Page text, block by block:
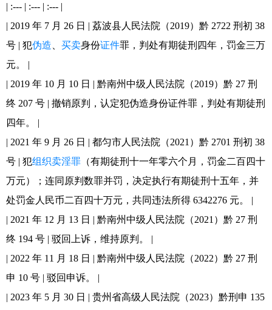
| :--- | :--- | :--- |
| 2019 年 7 月 26 日 | 荔波县人民法院（2019）黔 2722 刑初 38
号 | 犯伪造 买卖身份证件罪，判处有期徒刑四年，罚金三万
元。 |
| 2019 年 10 月 10 日 | 黔南州中级人民法院（2019）黔 27 刑
终 207 号 | 撤销原判，认定犯伪造身份证件罪，判处有期徒刑
四年。 |
| 2021 年 9 月 26 日 | 都匀市人民法院（2021）黔 2701 刑初 38
号 | 犯组织卖淫罪 （有期徒刑十一年零六个月，罚金二百四十
万元）；连同原判数罪并罚，决定执行有期徒刑十五年，并
处罚金人民币二百四十万元，共同违法所得 6342276 元。 |
| 2021 年 12 月 13 日 | 黔南州中级人民法院（2021）黔 27 刑
终 194 号 | 驳回上诉，维持原判。 |
| 2022 年 11 月 18 日 | 黔南州中级人民法院（2022）黔 27 刑
申 10 号 | 驳回申诉。 |
| 2023 年 5 月 30 日 | 贵州省高级人民法院（2023）黔刑申 135